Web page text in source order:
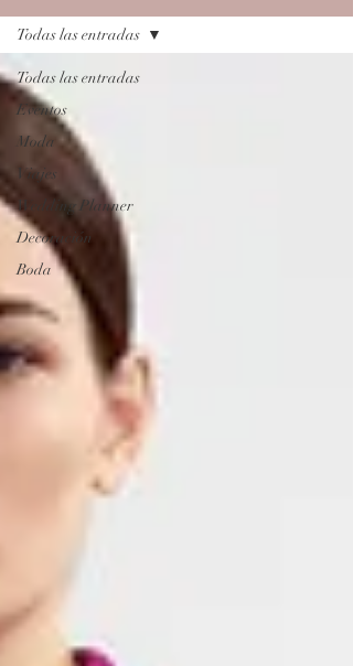
Todas las entradas
Eventos
Moda
Viajes
Wedding Planner
Decoración
Boda
Todas las entradas